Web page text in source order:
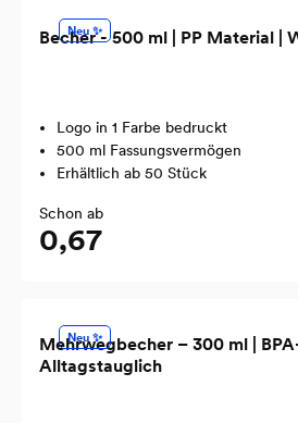
Neu ✨
Becher - 500 ml | PP Material |
Logo in 1 Farbe bedruckt
500 ml Fassungsvermögen
Erhältlich ab 50 Stück
Schon ab
0,67
Neu ✨
Mehrwegbecher – 300 ml |
Alltagstauglich